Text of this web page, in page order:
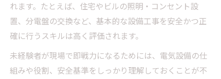
れます。たとえば、住宅やビルの照明・コンセント設
置、分電盤の交換など、基本的な設備工事を安全かつ正
確に行うスキルは高く評価されます。
未経験者が現場で即戦力になるためには、電気設備の仕
組みや役割、安全基準をしっかり理解しておくことが不